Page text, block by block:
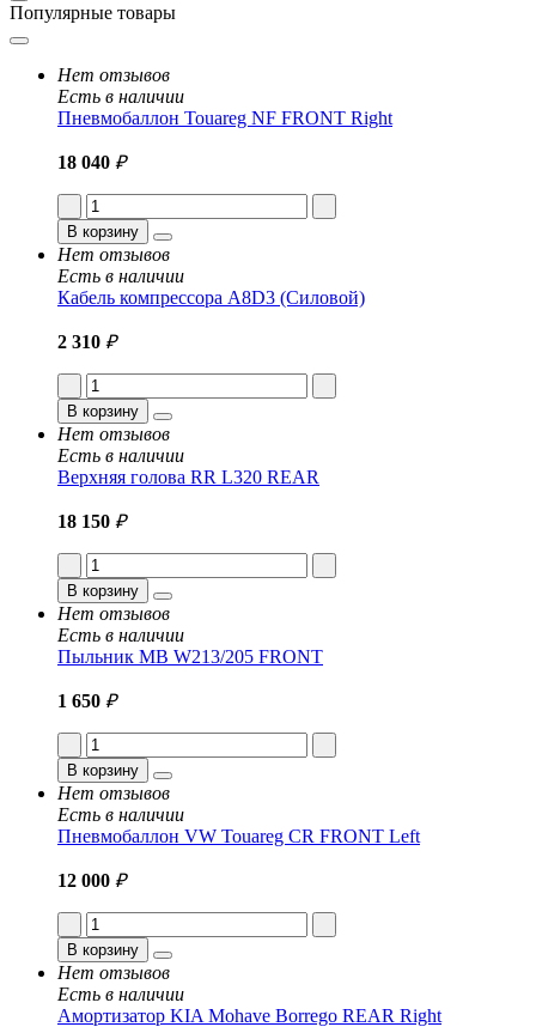
Популярные товары
Нет отзывов
Есть в наличии
Пневмобаллон Touareg NF FRONT Right
18 040 ₽
В корзину
Нет отзывов
Есть в наличии
Кабель компрессора A8D3 (Силовой)
2 310 ₽
В корзину
Нет отзывов
Есть в наличии
Верхняя голова RR L320 REAR
18 150 ₽
В корзину
Нет отзывов
Есть в наличии
Пыльник MB W213/205 FRONT
1 650 ₽
В корзину
Нет отзывов
Есть в наличии
Пневмобаллон VW Touareg CR FRONT Left
12 000 ₽
В корзину
Нет отзывов
Есть в наличии
Амортизатор KIA Mohave Borrego REAR Right